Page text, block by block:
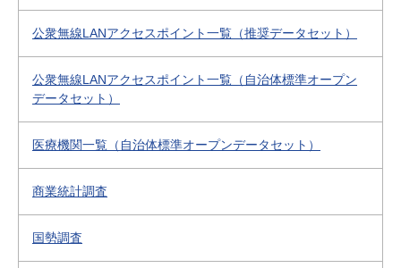
公衆無線LANアクセスポイント一覧（推奨データセット）
公衆無線LANアクセスポイント一覧（自治体標準オープン
データセット）
医療機関一覧（自治体標準オープンデータセット）
商業統計調査
国勢調査